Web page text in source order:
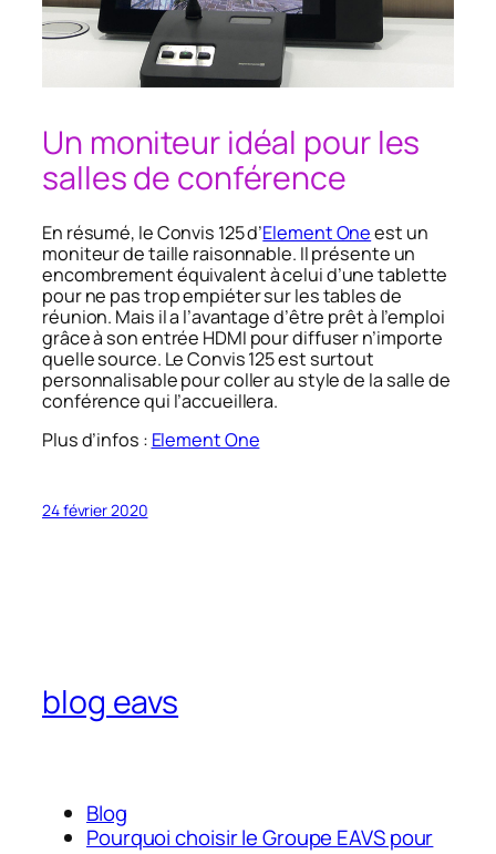
Un moniteur idéal pour les
salles de conférence
En résumé, le Convis 125 d’Element Oneest un
moniteur de taille raisonnable. Il présente un
encombrement équivalent à celui d’une tablette
pour ne pas trop empiéter sur les tables de
réunion. Mais il a l’avantage d’être prêt à l’emploi
grâce à son entrée HDMI pour diffuser n’importe
quelle source. Le Convis 125 est surtout
personnalisable pour coller au style de la salle de
conférence qui l’accueillera.
Plus d’infos : Element One
24 février 2020
blog eavs
Blog
Pourquoi choisir le Groupe EAVS pour